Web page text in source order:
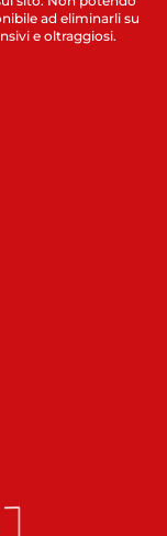
ad eliminarli su
e oltraggiosi.